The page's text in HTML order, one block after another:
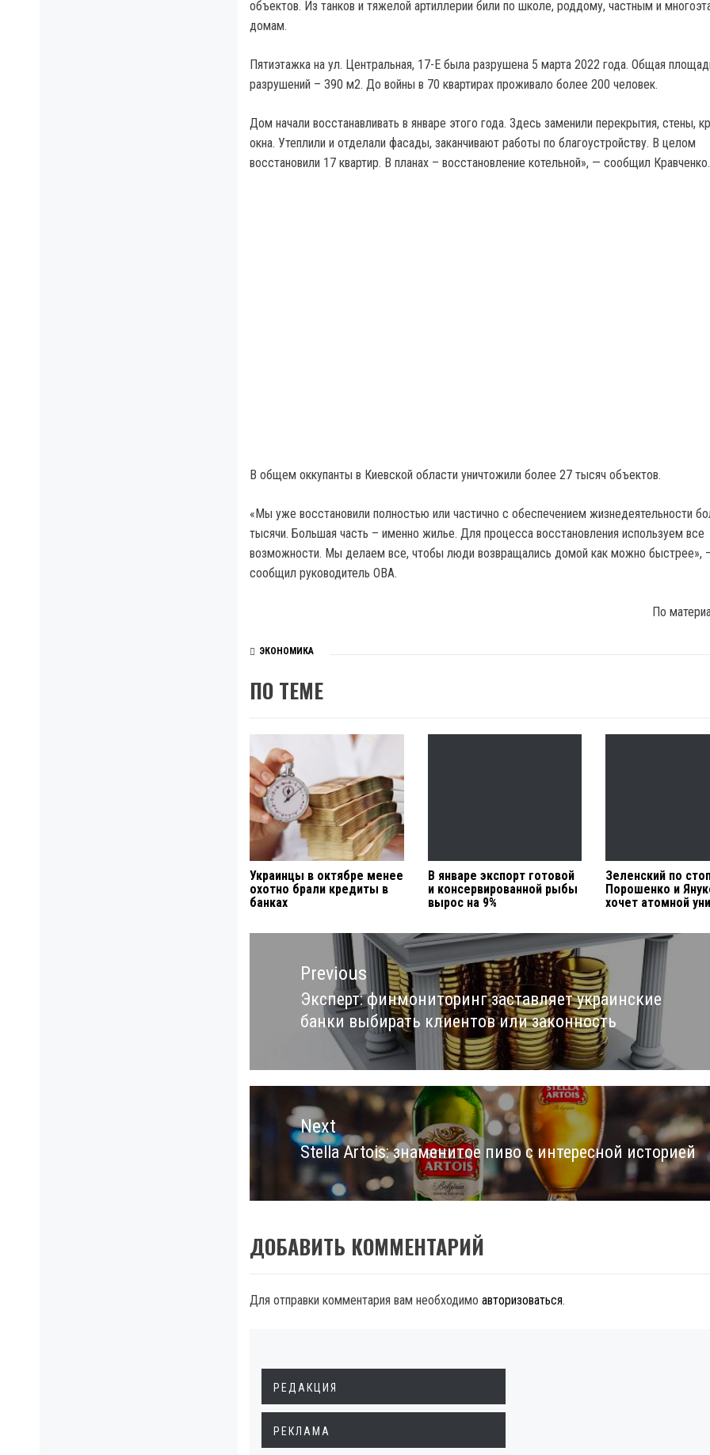
объектов. Из танков и тяжелой артиллерии били по школе, роддому, частным и
домам.
Пятиэтажка на ул. Центральная, 17-E была разрушена 5 марта 2022 года. Общая
разрушений – 390 м2. До войны в 70 квартирах проживало более 200 человек.
Дом начали восстанавливать в январе этого года. Здесь заменили перекрытия, стены,
окна. Утеплили и отделали фасады, заканчивают работы по благоустройству. В целом
восстановили 17 квартир. В планах – восстановление котельной», — сообщил Кравченко.
В общем оккупанты в Киевской области уничтожили более 27 тысяч объектов.
«Мы уже восстановили полностью или частично с обеспечением жизнедеятельности
тысячи. Большая часть – именно жилье. Для процесса восстановления используем все
возможности. Мы делаем все, чтобы люди возвращались домой как можно быстрее»,
сообщил руководитель ОВА.
По
ЭКОНОМИКА
ПО ТЕМЕ
Украинцы в октябре менее
охотно брали кредиты в
банках
В январе экспорт готовой
и консервированной рыбы
вырос на 9%
Зеленский по
Порошенко и
хочет атомной
Навигация
записямPrevious
Previous
post:
Эксперт: финмониторинг заставляет украинские
банки выбирать клиентов или законность
Next
Next
post:
Stella Artois: знаменитое пиво с интересной историей
ДОБАВИТЬ КОММЕНТАРИЙ
Для отправки комментария вам необходимо авторизоваться.
РЕДАКЦИЯ
РЕКЛАМА